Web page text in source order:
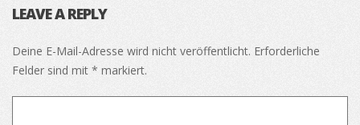
LEAVE A REPLY
Deine E-Mail-Adresse wird nicht veröffentlicht. Erforderliche
Felder sind mit * markiert.